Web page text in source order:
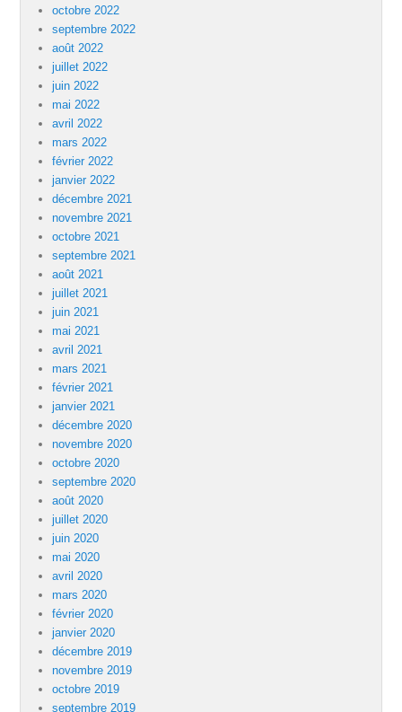
octobre 2022
septembre 2022
août 2022
juillet 2022
juin 2022
mai 2022
avril 2022
mars 2022
février 2022
janvier 2022
décembre 2021
novembre 2021
octobre 2021
septembre 2021
août 2021
juillet 2021
juin 2021
mai 2021
avril 2021
mars 2021
février 2021
janvier 2021
décembre 2020
novembre 2020
octobre 2020
septembre 2020
août 2020
juillet 2020
juin 2020
mai 2020
avril 2020
mars 2020
février 2020
janvier 2020
décembre 2019
novembre 2019
octobre 2019
septembre 2019